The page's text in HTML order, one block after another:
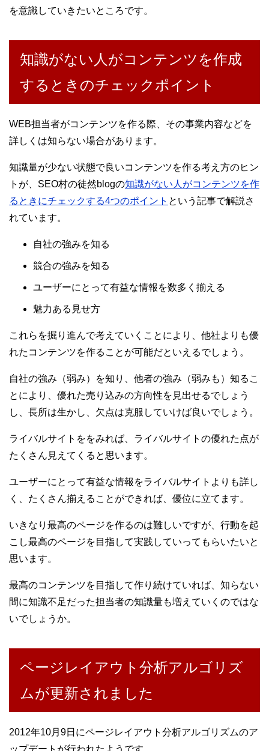
を意識していきたいところです。
知識がない人がコンテンツを作成
するときのチェックポイント
WEB担当者がコンテンツを作る際、その事業内容などを
詳しくは知らない場合があります。
知識量が少ない状態で良いコンテンツを作る考え方のヒン
トが、SEO村の徒然blogの知識がない人がコンテンツを作
るときにチェックする4つのポイント という記事で解説さ
れています。
自社の強みを知る
競合の強みを知る
ユーザーにとって有益な情報を数多く揃える
魅力ある見せ方
これらを掘り進んで考えていくことにより、他社よりも優
れたコンテンツを作ることが可能だといえるでしょう。
自社の強み（弱み）を知り、他者の強み（弱みも）知るこ
とにより、優れた売り込みの方向性を見出せるでしょう
し、長所は生かし、欠点は克服していけば良いでしょう。
ライバルサイトををみれば、ライバルサイトの優れた点が
たくさん見えてくると思います。
ユーザーにとって有益な情報をライバルサイトよりも詳し
く、たくさん揃えることができれば、優位に立てます。
いきなり最高のページを作るのは難しいですが、行動を起
こし最高のページを目指して実践していってもらいたいと
思います。
最高のコンテンツを目指して作り続けていれば、知らない
間に知識不足だった担当者の知識量も増えていくのではな
いでしょうか。
ページレイアウト分析アルゴリズ
ムが更新されました
2012年10月9日にページレイアウト分析アルゴリズムのア